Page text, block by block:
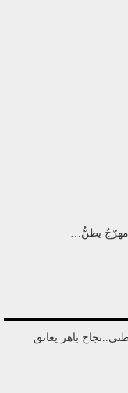
يظنُّ…
باهر يعانق